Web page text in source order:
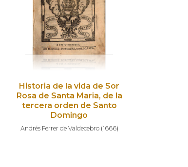
Historia de la vida de Sor
Rosa de Santa Maria, de la
tercera orden de Santo
Domingo
Andrés Ferrer de Valdecebro(1666)